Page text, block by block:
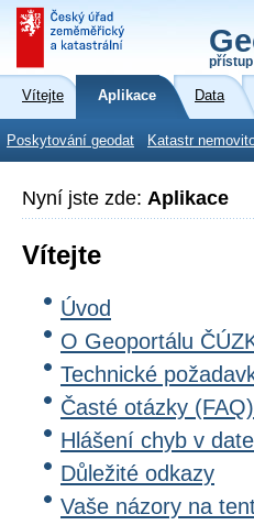
Vítejte Aplikace Data
Poskytování geodat Katastr
Nyní jste zde: Aplikace
Vítejte
Úvod
O Geoportálu
Technické
Časté otázky (FAQ)
Hlášení chyb v
Důležité odkazy
Vaše názory na